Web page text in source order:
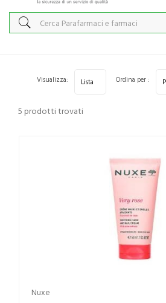
5 prodotti trovati
Visualizza: Ordina per :
Nuxe